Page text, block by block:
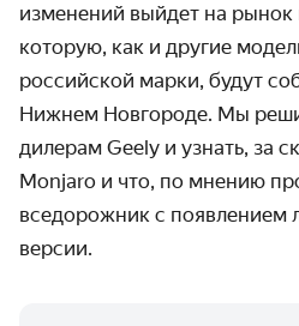
изменений выйдет на рынок
которую, как и другие
российской марки, будут
Нижнем Новгороде. Мы
дилерам Geely и узнать, за
Monjaro и что, по мнению
вседорожник с появлением
версии.